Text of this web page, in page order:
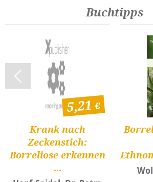
Buchtipps
Krank nach
Zeckenstich:
Borreliose erkennen
...
5,21